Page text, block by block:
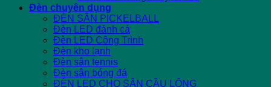
Đèn chuyên dụng
ĐÈN SÂN PICKELBALL
Đèn LED đánh cá
Đèn LED Công Trình
Đèn kho lạnh
Đèn sân tennis
Đèn sân bóng đá
ĐÈN LED CHO SÂN CẦU LÔNG